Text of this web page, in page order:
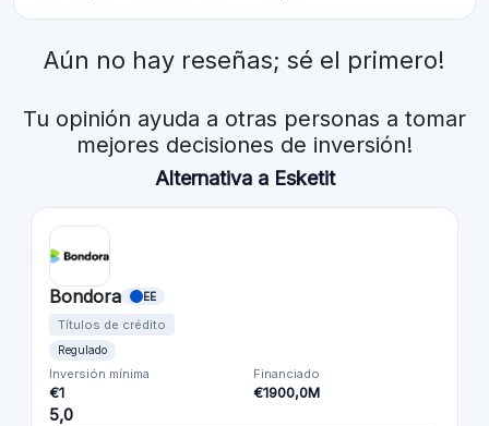
Aún no hay reseñas; sé el primero!
Tu opinión ayuda a otras personas a tomar
mejores decisiones de inversión!
Alternativa a Esketit
Bondora EE
Títulos de crédito
Regulado
Inversión mínima
€1
Financiado
€1900,0M
5,0